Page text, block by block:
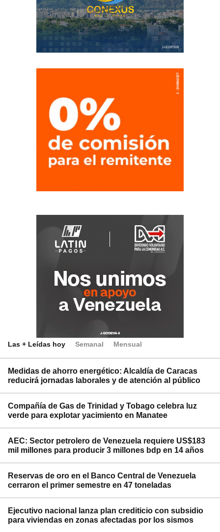
Las + Leídas hoy Semanal Mensual
Medidas de ahorro energético: Alcaldía de Caracas
reducirá jornadas laborales y de atención al público
Compañía de Gas de Trinidad y Tobago celebra luz
verde para explotar yacimiento en Manatee
AEC: Sector petrolero de Venezuela requiere US$183
mil millones para producir 3 millones bdp en 14 años
Reservas de oro en el Banco Central de Venezuela
cerraron el primer semestre en 47 toneladas
Ejecutivo nacional lanza plan crediticio con subsidio
para viviendas en zonas afectadas por los sismos